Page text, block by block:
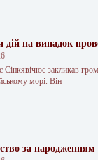
на випадок
закликав
морі. Він
за народженням